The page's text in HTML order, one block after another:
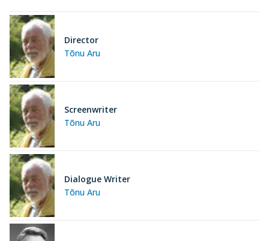
Tõnu Aru
Director
Tõnu Aru
Screenwriter
Tõnu Aru
Dialogue Writer